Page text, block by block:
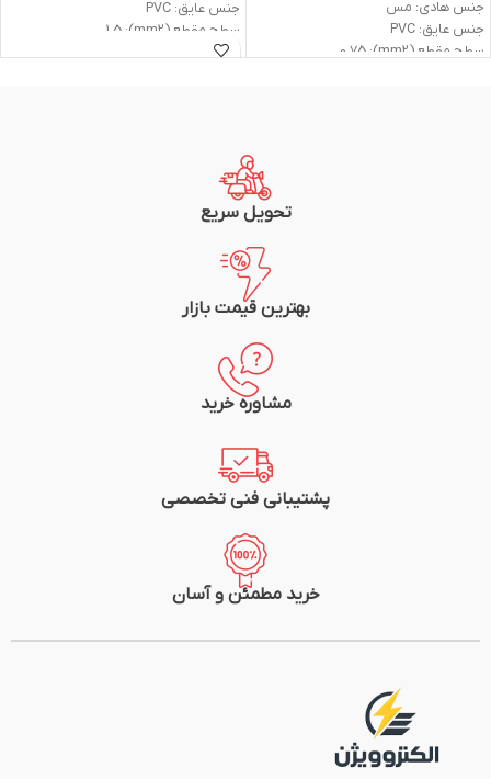
جنس هادی: مس
جنس عایق: PVC
سطح مقطع (mm2): 0.75
جنس عایق: PVC
سطح مقطع (mm2): 1.5
ولتاژ اسمی (V): 450/750
تحویل سریع
بهترین قیمت بازار
مشاوره خرید
پشتیبانی فنی تخصصی
خرید مطمئن و آسان